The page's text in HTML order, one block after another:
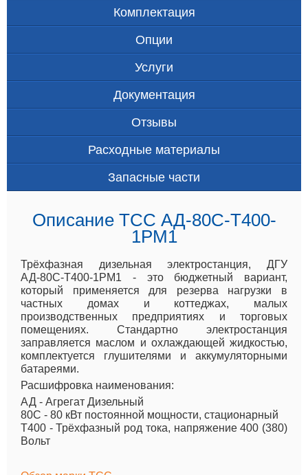
Комплектация
Опции
Услуги
Документация
Отзывы
Расходные материалы
Запасные части
Описание ТСС АД-80С-Т400-
1РМ1
Трёхфазная дизельная электростанция, ДГУ
АД-80С-Т400-1РМ1 - это бюджетный вариант,
который применяется для резерва нагрузки в
частных домах и коттеджах, малых
производственных предприятиях и торговых
помещениях. Стандартно электростанция
заправляется маслом и охлаждающей жидкостью,
комплектуется глушителями и аккумуляторными
батареями.
Расшифровка наименования:
АД - Агрегат Дизельный
80С - 80 кВт постоянной мощности, стационарный
Т400 - Трёхфазный род тока, напряжение 400 (380)
Вольт